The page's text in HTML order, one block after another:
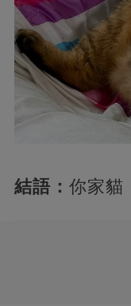
結語： 你家貓